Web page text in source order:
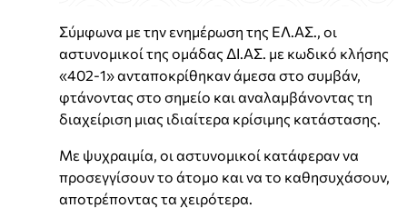
Σύμφωνα με την ενημέρωση της ΕΛ.ΑΣ., οι
αστυνομικοί της ομάδας ΔΙ.ΑΣ. με κωδικό κλήσης
«402-1» ανταποκρίθηκαν άμεσα στο συμβάν,
φτάνοντας στο σημείο και αναλαμβάνοντας τη
διαχείριση μιας ιδιαίτερα κρίσιμης κατάστασης.
Με ψυχραιμία, οι αστυνομικοί κατάφεραν να
προσεγγίσουν το άτομο και να το καθησυχάσουν,
αποτρέποντας τα χειρότερα.